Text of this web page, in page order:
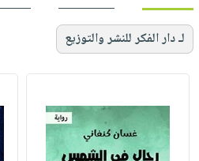
لـ دار الفكر للنشر والتوزيع